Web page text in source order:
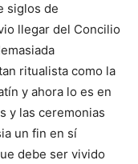
siglos de
llegar del Concilio
ritualista como la
y ahora lo es en
y las ceremonias
un fin en sí
debe ser vivido